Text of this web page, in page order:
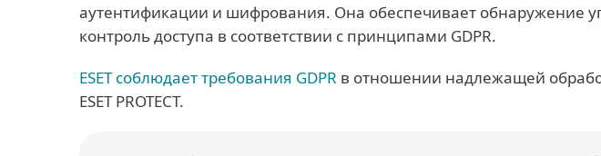
аутентификации и шифрования. Она обеспечивает обнаружение
контроль доступа в соответствии с принципами GDPR.
ESET соблюдает требования GDPR в отношении надлежащей
ESET PROTECT.